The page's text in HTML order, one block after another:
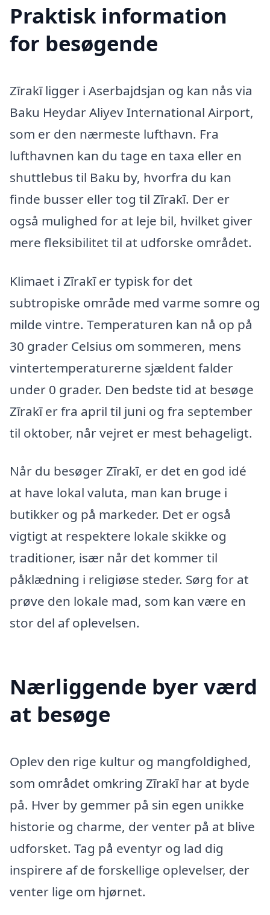
Praktisk information
for besøgende
Zīrakī ligger i Aserbajdsjan og kan nås via
Baku Heydar Aliyev International Airport,
som er den nærmeste lufthavn. Fra
lufthavnen kan du tage en taxa eller en
shuttlebus til Baku by, hvorfra du kan
finde busser eller tog til Zīrakī. Der er
også mulighed for at leje bil, hvilket giver
mere fleksibilitet til at udforske området.
Klimaet i Zīrakī er typisk for det
subtropiske område med varme somre og
milde vintre. Temperaturen kan nå op på
30 grader Celsius om sommeren, mens
vintertemperaturerne sjældent falder
under 0 grader. Den bedste tid at besøge
Zīrakī er fra april til juni og fra september
til oktober, når vejret er mest behageligt.
Når du besøger Zīrakī, er det en god idé
at have lokal valuta, man kan bruge i
butikker og på markeder. Det er også
vigtigt at respektere lokale skikke og
traditioner, især når det kommer til
påklædning i religiøse steder. Sørg for at
prøve den lokale mad, som kan være en
stor del af oplevelsen.
Nærliggende byer værd
at besøge
Oplev den rige kultur og mangfoldighed,
som området omkring Zīrakī har at byde
på. Hver by gemmer på sin egen unikke
historie og charme, der venter på at blive
udforsket. Tag på eventyr og lad dig
inspirere af de forskellige oplevelser, der
venter lige om hjørnet.